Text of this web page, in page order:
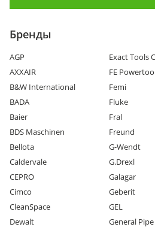
Бренды
AGP
AXXAIR
B&W International
BADA
Baier
BDS Maschinen
Bellota
Caldervale
CEPRO
Cimco
CleanSpace
Dewalt
Exact Tools
FE
Femi
Fluke
Fral
Freund
G-Wendt
G.Drexl
Galagar
Geberit
GEL
General